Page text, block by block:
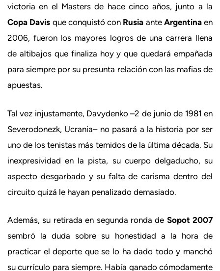
victoria en el Masters de hace cinco años, junto a la
Copa Davis que conquistó con Rusia ante Argentinaen
2006, fueron los mayores logros de una carrera llena
de altibajos que finaliza hoy y que quedará empañada
para siempre por su presunta relación con las mafias de
apuestas.
Tal vez injustamente, Davydenko –2 de junio de 1981 en
Severodonezk, Ucrania– no pasará a la historia por ser
uno de los tenistas más temidos de la última década. Su
inexpresividad en la pista, su cuerpo delgaducho, su
aspecto desgarbado y su falta de carisma dentro del
circuito quizá le hayan penalizado demasiado.
Además, su retirada en segunda ronda de Sopot 2007
sembró la duda sobre su honestidad a la hora de
practicar el deporte que se lo ha dado todo y manchó
su currículo para siempre. Había ganado cómodamente